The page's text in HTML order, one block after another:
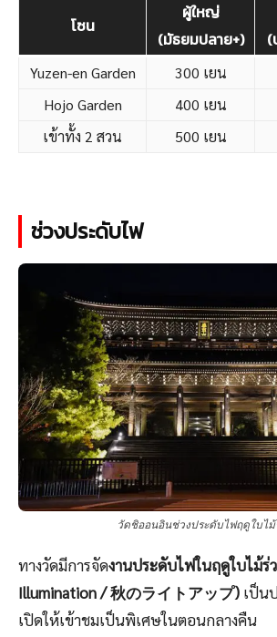
โซน
ผู้ใหญ่
(มัธยมปลาย+)
(
Yuzen-en Garden 300 เยน
Hojo Garden
400 เยน
เข้าทั้ง 2 สวน
500 เยน
ช่วงประดับไฟ
วัดชิออนอินช่วงประดับไฟฤดูใบไม้
ทางวัดมีการจัดงานประดับไฟในฤดูใบไม้ร่
Illumination / 秋のライトアップ) เป็น
เปิดให้เข้าชมเป็นพิเศษในตอนกลางคืน